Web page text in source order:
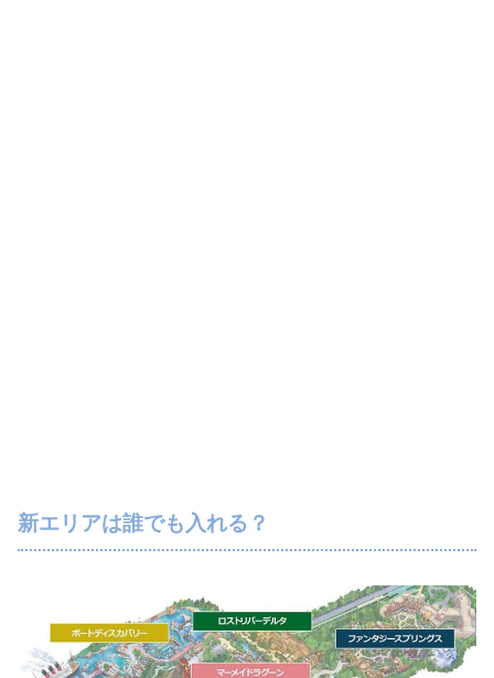
新エリアは誰でも入れる？